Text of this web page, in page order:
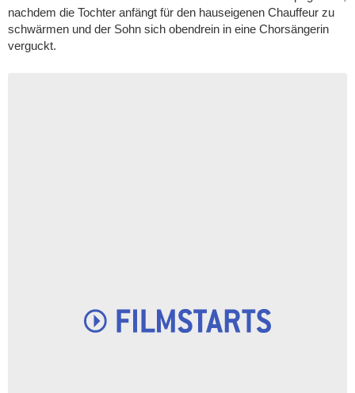
nachdem die Tochter anfängt für den hauseigenen Chauffeur zu
schwärmen und der Sohn sich obendrein in eine Chorsängerin
verguckt.